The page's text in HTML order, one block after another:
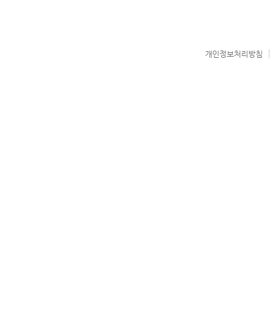
개인정보처리방침